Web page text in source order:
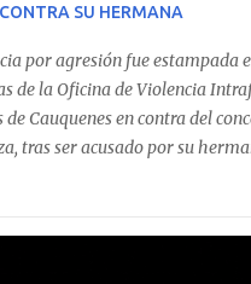
a la normativa
la mayor cantidad de dinero
SU HERMANA
por agresión fue estampada
de la Oficina de Violencia
de Cauquenes en contra del
tras ser acusado por su
hechos ocurrieron cerca de las